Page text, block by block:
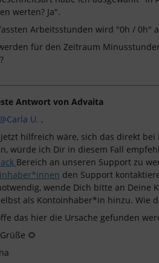
werten? Ja".
Arbeitsstunden wird "0h / 0h"
für den Zeitraum
Antwort von Advaita
@Carla U. ,
jetzt hilfreich wäre, sich das direkt bei
würde ich Dir in diesem Fall
Bereich an unseren Support zu
den Support
wende Dich bitte an Deine
als Kontoinhaber*in hinzu. Wie
das hier die Ursache gefunden
🌻